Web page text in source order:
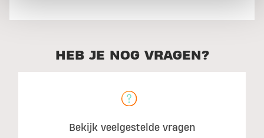
HEB JE NOG VRAGEN?
Bekijk veelgestelde vragen